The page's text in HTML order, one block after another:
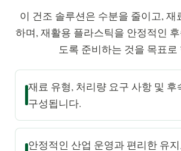
이 건조 솔루션은 수분을 줄이고, 재
하며, 재활용 플라스틱을 안정적인
도록 준비하는 것을 목표로
재료 유형, 처리량 요구 사항 및 후
구성됩니다.
안정적인 산업 운영과 편리한 유